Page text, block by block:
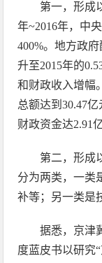
第一，形成
年~2016年，中
400%。地方政
升至2015年的
和财政收入增幅
总额达到30.47
财政资金达2.91
第二，形成
分为两类，一类
补等；另一类是
据悉，京津
度蓝皮书以研究